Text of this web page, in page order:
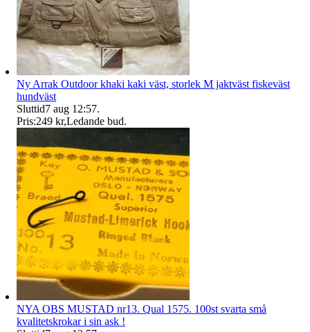
Ny Arrak Outdoor khaki kaki väst, storlek M jaktväst fiskeväst
hundväst
Sluttid7 aug 12:57.
Pris:249 kr,Ledande bud.
NYA OBS MUSTAD nr13. Qual 1575. 100st svarta små
kvalitetskrokar i sin ask !